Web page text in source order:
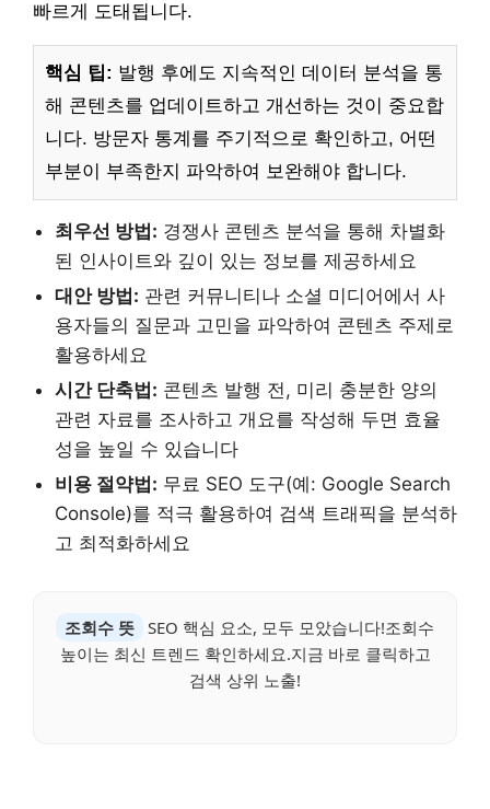
빠르게 도태됩니다.
핵심 팁: 발행 후에도 지속적인 데이터 분석을 통
해 콘텐츠를 업데이트하고 개선하는 것이 중요합
니다. 방문자 통계를 주기적으로 확인하고, 어떤
부분이 부족한지 파악하여 보완해야 합니다.
최우선 방법: 경쟁사 콘텐츠 분석을 통해 차별화
된 인사이트와 깊이 있는 정보를 제공하세요
대안 방법: 관련 커뮤니티나 소셜 미디어에서 사
용자들의 질문과 고민을 파악하여 콘텐츠 주제로
활용하세요
시간 단축법: 콘텐츠 발행 전, 미리 충분한 양의
관련 자료를 조사하고 개요를 작성해 두면 효율
성을 높일 수 있습니다
비용 절약법: 무료 SEO 도구(예: Google Search
Console)를 적극 활용하여 검색 트래픽을 분석하
고 최적화하세요
조회수 뜻 SEO 핵심 요소, 모두 모았습니다!조회수
높이는 최신 트렌드 확인하세요.지금 바로 클릭하고
검색 상위 노출!